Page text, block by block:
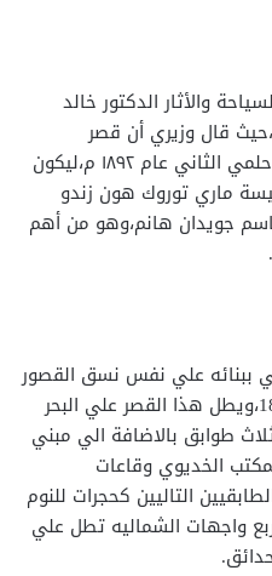
والأثار الدكتور خالد
قال وزيري أن قصر
السلاملك شيده الخديوي عباس حلمي الثاني عام ١٨٩٢ م،ليكون
ماري توروك هون زندو
جويدان هانم،وهو من أهم
ببنائه علي نفس نسق القصور
النمساوية وسط الغابات عام 1892،ويطل هذا القصر علي البحر
طوابق بالاضافة الي مبني
الخديوي وقاعات
التاليين كحجرات للنوم
واجهات الشماليه تطل علي